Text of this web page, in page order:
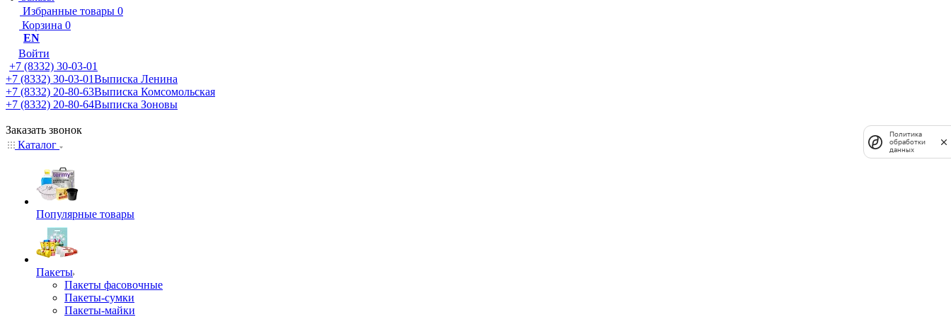
Избранные товары 0
Корзина 0
EN
Войти
+7 (8332) 30-03-01
+7 (8332) 30-03-01Выписка Ленина
+7 (8332) 20-80-63Выписка Комсомольская
+7 (8332) 20-80-64Выписка Зоновы
Заказать звонок
Каталог
Популярные товары
Пакеты
Пакеты фасовочные
Пакеты-сумки
Пакеты-майки
Политика
обработки
данных